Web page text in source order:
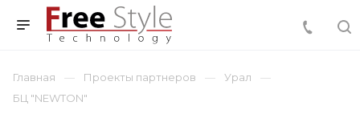
Главная Проекты партнеров
Урал
БЦ "NEWTON"